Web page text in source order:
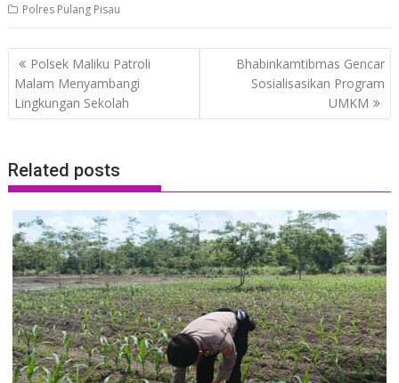
Polres Pulang Pisau
Post
navigation
Polsek Maliku Patroli
Malam Menyambangi
Lingkungan Sekolah
Bhabinkamtibmas Gencar
Sosialisasikan Program
UMKM
Related posts